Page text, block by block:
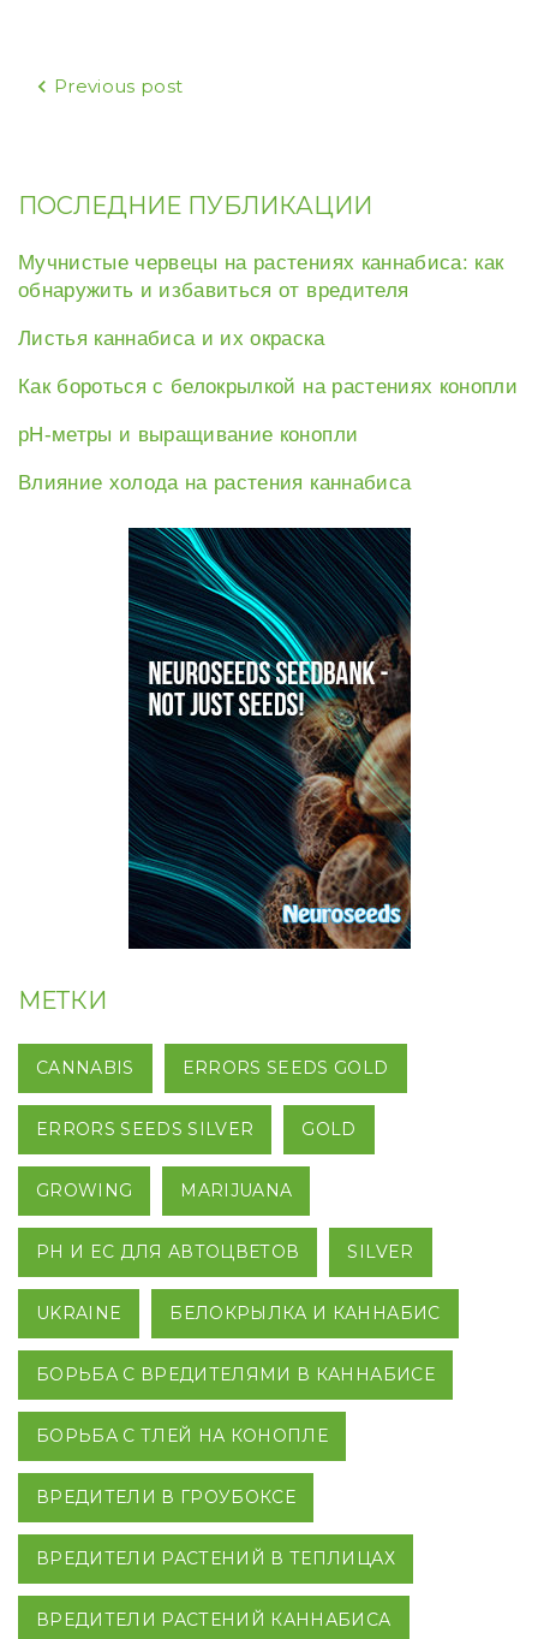
Навигация
Previous post
ПОСЛЕДНИЕ ПУБЛИКАЦИИ
Мучнистые червецы на растениях каннабиса: как
обнаружить и избавиться от вредителя
Листья каннабиса и их окраска
Как бороться с белокрылкой на растениях конопли
рН-метры и выращивание конопли
Влияние холода на растения каннабиса
МЕТКИ
CANNABIS ERRORS SEEDS GOLD
ERRORS SEEDS SILVER GOLD
GROWING MARIJUANA
PH И EC ДЛЯ АВТОЦВЕТОВ SILVER
UKRAINE БЕЛОКРЫЛКА И КАННАБИС
БОРЬБА С ВРЕДИТЕЛЯМИ В КАННАБИСЕ
БОРЬБА С ТЛЕЙ НА КОНОПЛЕ
ВРЕДИТЕЛИ В ГРОУБОКСЕ
ВРЕДИТЕЛИ РАСТЕНИЙ В ТЕПЛИЦАХ
ВРЕДИТЕЛИ РАСТЕНИЙ КАННАБИСА